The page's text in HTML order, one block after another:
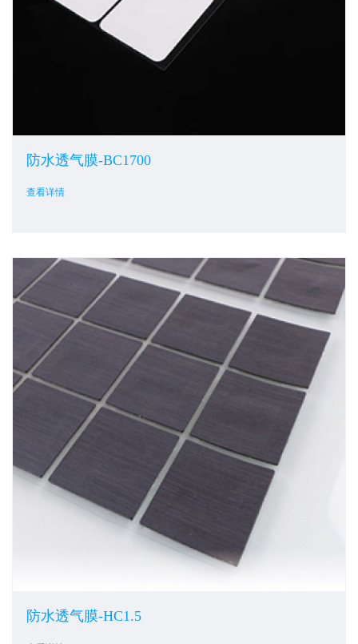
防水透气膜-BC1700
查看详情
防水透气膜-HC1.5